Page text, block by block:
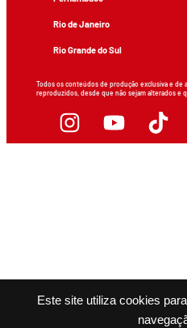
Este site utiliza cookies
Rio de Janeiro
Rio Grande do Sul
Todos os conteúdos de produção exclusiva e
reproduzidos, desde que não sejam alterados e